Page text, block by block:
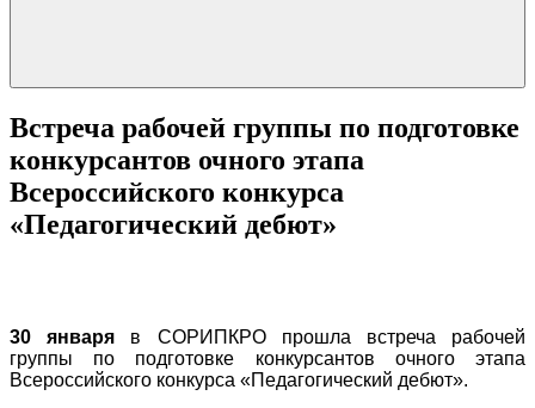
Встреча рабочей группы по подготовке
конкурсантов очного этапа
Всероссийского конкурса
«Педагогический дебют»
30 января в СОРИПКРО прошла встреча рабочей
группы по подготовке конкурсантов очного этапа
Всероссийского конкурса «Педагогический дебют».